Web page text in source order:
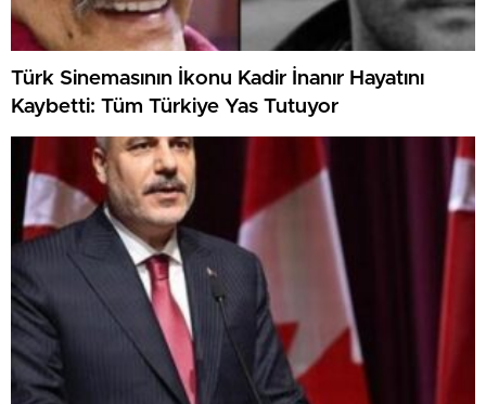
Türk Sinemasının İkonu Kadir İnanır Hayatını
Kaybetti: Tüm Türkiye Yas Tutuyor